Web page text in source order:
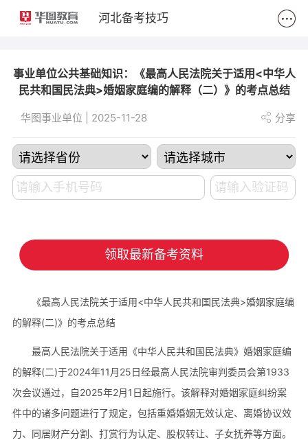
河北备考技巧
事业单位公共基础知识：《最高人民法院关于适用<中华人
民共和国民法典>婚姻家庭编的解释（二）》的考点总结
华图事业单位 | 2025-11-28 分享
领取最新备考资料
《最高人民法院关于适用<中华人民共和国民法典>婚姻家庭编
的解释(二)》的考点总结
最高人民法院关于适用《中华人民共和国民法典》婚姻家庭编
的解释(二)于2024年11月25日经最高人民法院审判委员会第1933
次会议通过，自2025年2月1日起施行。该解释对婚姻家庭纠纷案
件中的诸多问题进行了规定，包括重婚婚姻无效认定、离婚协议效
力、同居财产分割、打赏行为认定、股权转让、子女抚养等方面。